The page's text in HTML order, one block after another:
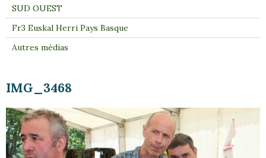
IMG_3468
SUD OUEST
Fr3 Euskal Herri Pays Basque
Autres médias